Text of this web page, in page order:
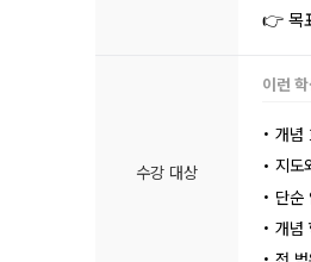
👉 목
수강 대상
이런 학
• 개념
• 지도
• 단순
• 개념